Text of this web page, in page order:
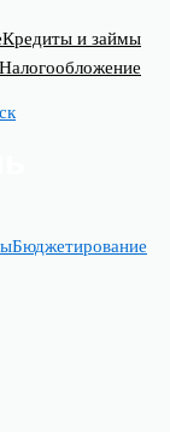
Кредиты и займы
Налогообложение
Бюджетирование